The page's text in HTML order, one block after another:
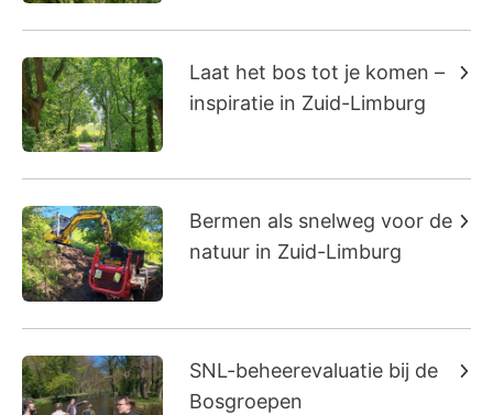
Laat het bos tot je komen –
inspiratie in Zuid-Limburg
Bermen als snelweg voor de
natuur in Zuid-Limburg
SNL-beheerevaluatie bij de
Bosgroepen